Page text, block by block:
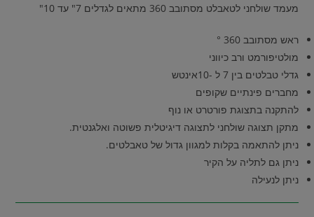
מעמד שולחני לטאבלט מסתובב 360 מתאים לגדלים 7" עד 10"
ראש מסתובב 360 °
מולטיפורמט ורב כיווני
גדלי טבלטים בין 7 ל -10אינטש
מחברים פינתיים שקופים
להתקנה בתצוגת פורטרט או נוף
מתקן תצוגה שולחני לתצוגה דיגיטלית פשוטה ואלגנטית.
ניתן להתאמה בקלות למגוון גדול של טאבלטים.
ניתן גם לתליה על הקיר
ניתן לנעילה